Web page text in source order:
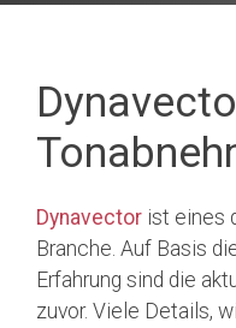
Dynavector ist eines
Branche. Auf Basis
Erfahrung sind die
zuvor. Viele Details,